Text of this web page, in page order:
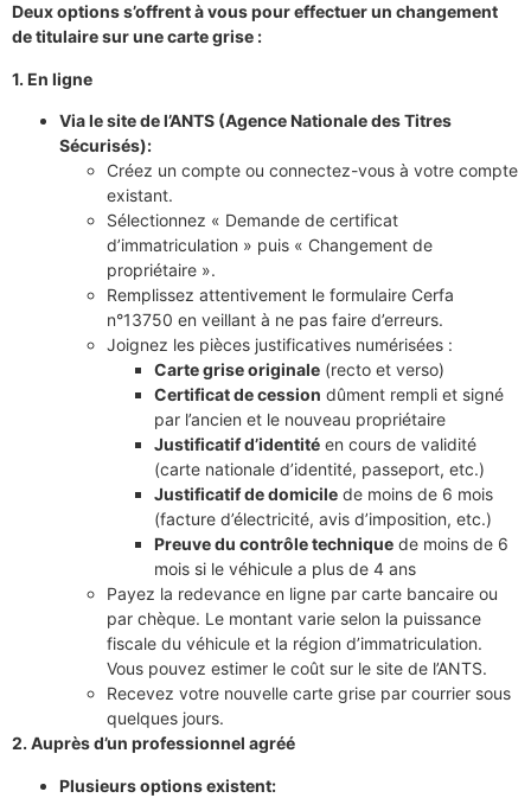
Deux options s’offrent à vous pour effectuer un changement
de titulaire sur une carte grise :
1. En ligne
Via le site de l’ANTS (Agence Nationale des Titres
Sécurisés):
Créez un compte ou connectez-vous à votre compte
existant.
Sélectionnez « Demande de certificat
d’immatriculation » puis « Changement de
propriétaire ».
Remplissez attentivement le formulaire Cerfa
n°13750 en veillant à ne pas faire d’erreurs.
Joignez les pièces justificatives numérisées :
Carte grise originale (recto et verso)
Certificat de cession dûment rempli et signé
par l’ancien et le nouveau propriétaire
Justificatif d’identité en cours de validité
(carte nationale d’identité, passeport, etc.)
Justificatif de domicile de moins de 6 mois
(facture d’électricité, avis d’imposition, etc.)
Preuve du contrôle technique de moins de 6
mois si le véhicule a plus de 4 ans
Payez la redevance en ligne par carte bancaire ou
par chèque. Le montant varie selon la puissance
fiscale du véhicule et la région d’immatriculation.
Vous pouvez estimer le coût sur le site de l’ANTS.
Recevez votre nouvelle carte grise par courrier sous
quelques jours.
2. Auprès d’un professionnel agréé
Plusieurs options existent: